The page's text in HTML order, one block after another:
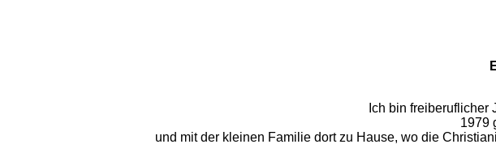
Ich bin freiberuflicher
1979
und mit der kleinen Familie dort zu Hause, wo die